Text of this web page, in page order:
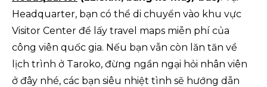
Headquarter, bạn có thể di chuyển vào khu vực
Visitor Center để lấy travel maps miễn phí của
công viên quốc gia. Nếu bạn vẫn còn lăn tăn về
lịch trình ở Taroko, đừng ngần ngại hỏi nhân viên
ở đây nhé, các bạn siêu nhiệt tình sẽ hướng dẫn